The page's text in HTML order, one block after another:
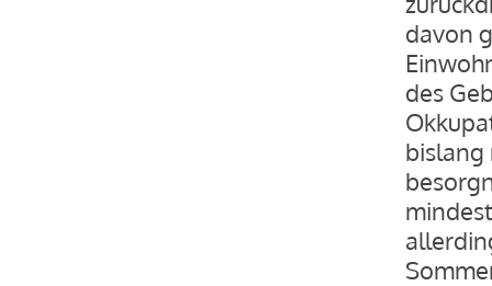
davon
des
bislang